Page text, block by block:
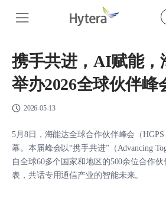
携手共进，AI赋能，
举办2026全球伙伴峰
2026-05-13
5月8日，海能达全球合作伙伴峰会（
幕。本届峰会以“携手共进”（Advancing
自全球60多个国家和地区的500余位合作
表，共话专用通信产业的智能未来。